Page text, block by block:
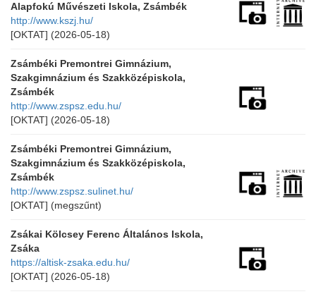
Alapfokú Művészeti Iskola, Zsámbék
http://www.kszj.hu/
[OKTAT] (2026-05-18)
Zsámbéki Premontrei Gimnázium,
Szakgimnázium és Szakközépiskola,
Zsámbék
http://www.zspsz.edu.hu/
[OKTAT] (2026-05-18)
Zsámbéki Premontrei Gimnázium,
Szakgimnázium és Szakközépiskola,
Zsámbék
http://www.zspsz.sulinet.hu/
[OKTAT] (megszűnt)
Zsákai Kölcsey Ferenc Általános Iskola,
Zsáka
https://altisk-zsaka.edu.hu/
[OKTAT] (2026-05-18)